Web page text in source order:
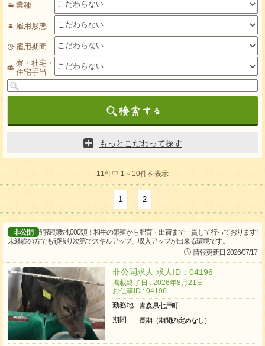
業種
雇用形態
雇用期間
寮・社宅・
住宅手当
もっとこだわって探す
11件中 1～10件を表示
1 2
非公開
飼養頭数4,000頭！和牛の繁殖から肥育・出荷まで一貫して行っております!
未経験の方でも頑張り次第でスキルアップ、収入アップが出来る環境です。
情報更新日 2026/07/17
非公開求人 求人ID：04196
掲載終了日 : 2026年8月21日
お仕事ID : 04196
勤務地
青森県七戸町
期間
長期（期間の定めなし）